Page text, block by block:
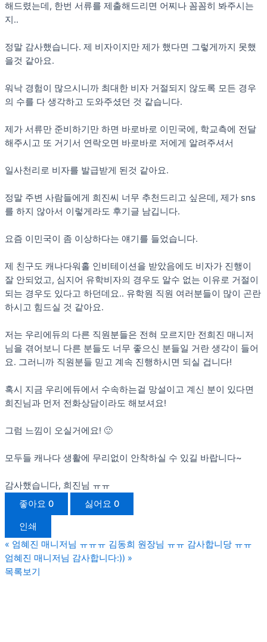
해드렸는데, 한번 서류를 제출해드리면 어찌나 꼼꼼히 봐주시는
지..
정말 감사했습니다. 제 비자이지만 제가 했다면 그렇게까지 못했
을것 같아요.
워낙 경험이 많으시니까 최대한 비자 거절되지 않도록 모든 경우
의 수를 다 생각하고 도와주셨던 것 같습니다.
제가 서류만 준비하기만 하면 바로바로 이민국에, 학교측에 전달
해주시고 또 거기서 연락오면 바로바로 저에게 알려주셔서
일사천리로 비자를 발급받게 된것 같아요.
정말 주변 사람들에게 희진씨 너무 추천드리고 싶은데, 제가 sns
를 하지 않아서 이렇게라도 후기글 남깁니다.
요즘 이민국이 좀 이상하다는 얘기를 들었습니다.
제 친구도 캐나다워홀 인비테이션을 받았음에도 비자가 진행이
잘 안되었고, 심지어 유학비자의 경우도 알수 없는 이유로 거절이
되는 경우도 있다고 하던데요.. 유학원 직원 여러분들이 많이 곤란
하시고 힘드실 것 같아요.
저는 우리에듀의 다른 직원분들은 전혀 모르지만 전희진 매니저
님을 겪어보니 다른 분들도 너무 좋으신 분들일 거란 생각이 들어
요. 그러니까 직원분들 믿고 계속 진행하시면 되실 겁니다!
혹시 지금 우리에듀에서 수속하는걸 망설이고 계신 분이 있다면
희진님과 먼저 전화상담이라도 해보셔요!
그럼 느낌이 오실거에요! 🙂
모두들 캐나다 생활에 무리없이 안착하실 수 있길 바랍니다~
감사했습니다, 희진님 ㅠㅠ
좋아요 0 싫어요 0
인쇄
« 엄혜진 매니저님 ㅠㅠㅠ 김동희 원장님 ㅠㅠ 감사합니당 ㅠㅠ
엄혜진 매니저님 감사합니다:)) »
목록보기